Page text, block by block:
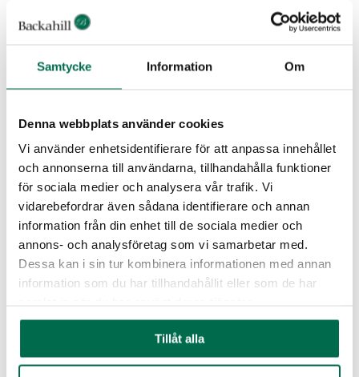
Samtycke Information Om
Denna webbplats använder cookies
Vi använder enhetsidentifierare för att anpassa innehållet
och annonserna till användarna, tillhandahålla funktioner
för sociala medier och analysera vår trafik. Vi
vidarebefordrar även sådana identifierare och annan
information från din enhet till de sociala medier och
annons- och analysföretag som vi samarbetar med.
Dessa kan i sin tur kombinera informationen med annan
information som du har tillhandahållit eller som de har
Tillåt alla
Körsbärsträdet
Läs mer